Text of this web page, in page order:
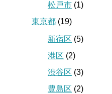
松戸市 (1)
東京都 (19)
新宿区 (5)
港区 (2)
渋谷区 (3)
豊島区 (2)